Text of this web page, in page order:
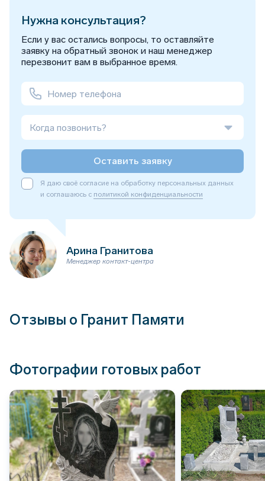
Нужна консультация?
Если у вас остались вопросы, то оставляйте
заявку на обратный звонок и наш менеджер
перезвонит вам в выбранное время.
Когда позвонить?
Оставить заявку
Я даю своё согласие на обработку персональных данных
и соглашаюсь с политикой конфиденциальности
Арина Гранитова
Менеджер контакт-центра
Отзывы о Гранит Памяти
Фотографии готовых работ